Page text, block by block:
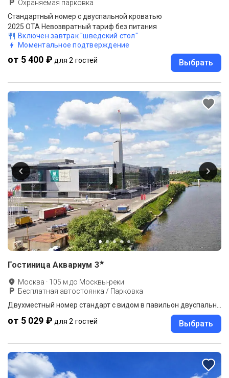
Охраняемая парковка
Стандартный номер с двуспальной кроватью
2025 OTA Невозвратный тариф без питания
Включен завтрак "шведский стол"
Моментальное подтверждение
от 5 400 ₽ для 2 гостей Выбрать
Гостиница Аквариум 3★
Москва · 105 м до Москвы-реки
Бесплатная автостоянка / Парковка
Двухместный номер стандарт с видом в павильон двуспальная кровать
от 5 029 ₽ для 2 гостей Выбрать